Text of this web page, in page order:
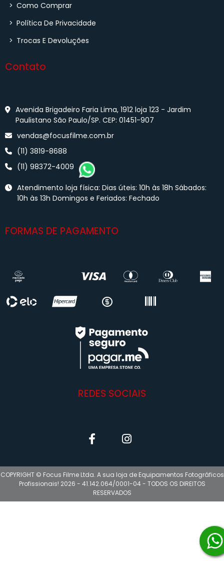
> Como Comprar
> Política De Privacidade
> Trocas E Devoluções
Contato
Avenida Brigadeiro Faria Lima, 1912 loja 123 - Jardim
Paulistano São Paulo/SP. CEP: 01451-907
vendas@focusfilme.com.br
(11) 3819-8688
(11) 98372-4009
Atendimento loja física: Dias úteis: 10h às 18h Sábados:
10h às 13h Domingos e Feriados: Fechado
FORMAS DE PAGAMENTO
REDES SOCIAIS
COPYRIGHT © Focus Filme Ltda. A sua loja de Equipamentos Fotográficos
Profissionais! 2026 - 41.142.064/0001-04 - TODOS OS DIREITOS
RESERVADOS